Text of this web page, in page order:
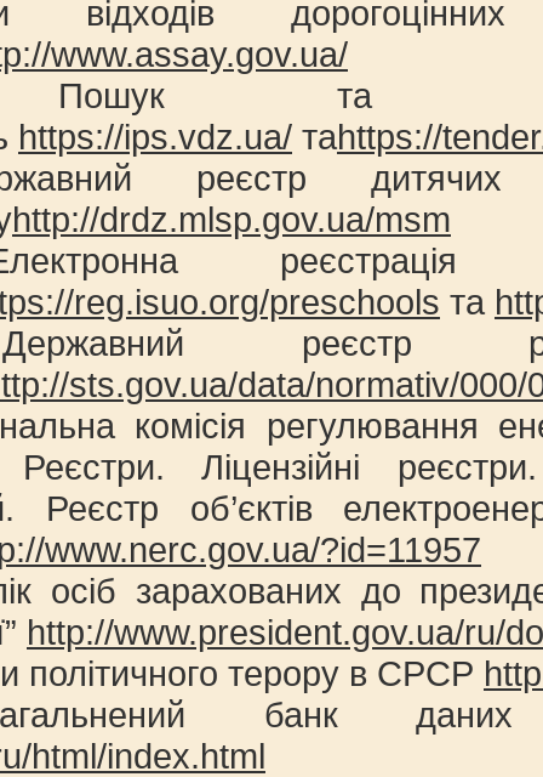
відходів
www.assay.gov.ua/
та
https://ips.vdz.ua/ таhttps://
реєстр дитячих
http://drdz.mlsp.gov.ua/msm
реєстрація
reg.isuo.org/preschools та
реєстр
sts.gov.ua/data/normativ/000/
комісія регулювання
Ліцензійні
Реєстр об’єктів
www.nerc.gov.ua/?id=11957
осіб зарахованих до
http://www.president.gov.ua/ru/
політичного терору в СРСР
банк
html/index.html